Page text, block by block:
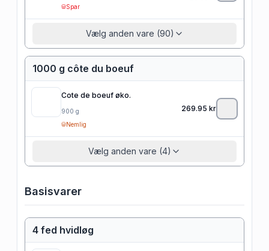
Spar
Vælg anden vare (90)
1000 g côte du boeuf
Cote de boeuf øko.
900 g
Nemlig
269.95 kr
Vælg anden vare (4)
Basisvarer
4 fed hvidløg